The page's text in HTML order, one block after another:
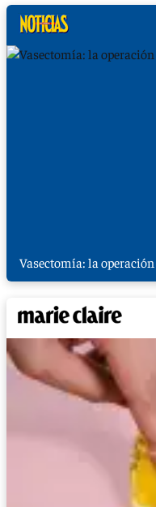
Vasectomía: la